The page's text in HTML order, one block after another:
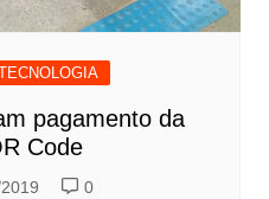
pagamento da
Code
0